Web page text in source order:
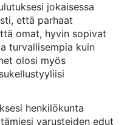
jokaisessa
että parhaat
omat, hyvin sopivat
turvallisempia kuin
olosi myös
henkilökunta
varusteiden edut